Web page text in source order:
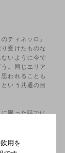
ティネッロ』
受けたものな
いように今で
。同じエリア
われることも
いう共通の目
限った話では
ルネッライア
ル・タッソ（同
用を